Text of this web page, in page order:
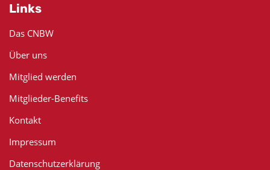
Links
Das CNBW
Über uns
Mitglied werden
Mitglieder-Benefits
Kontakt
Impressum
Datenschutzerklärung